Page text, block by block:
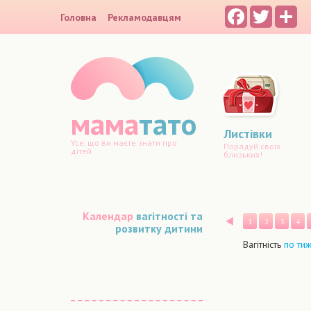
Головна Рекламодавцям FacebookTwitter
маматато
Усе, що ви маєте знати про
дітей
Листівки
Порадуй своїх
близьких!
Календар вагітності та
розвитку дитини
Назад
1 2 3 4
Вагітність по